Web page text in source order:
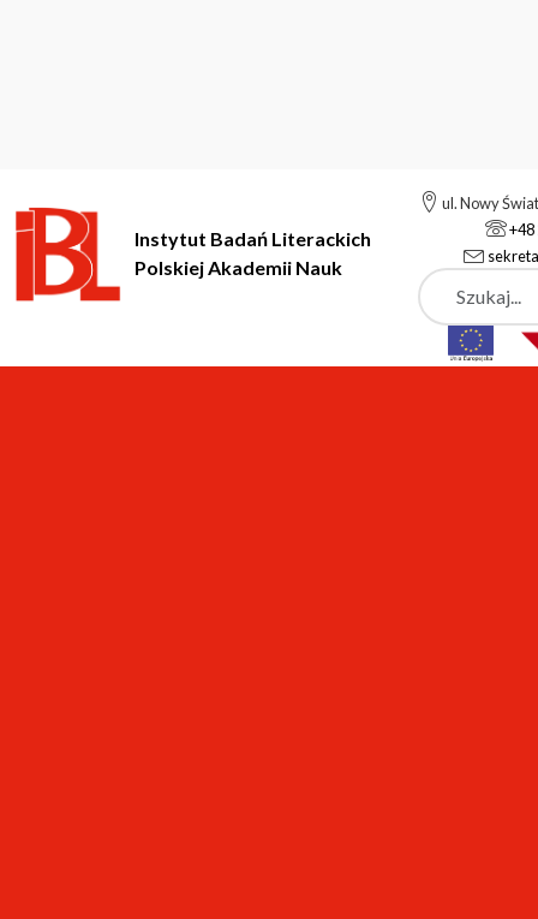
Instytut Badań Literackich
Polskiej Akademii Nauk
ul. Nowy
+48
Szukaj
Instytut Badań Literackich Polskiej Akademii Nauk Podstrony
8 października 2012 odbyła się w Instytucie Badań
(Karsruher Institut für Technologie). Spotkanie miało
Obrady otworzył prof. Mikołaj Sokołowski, dyrektor
Andreas Böhn (KIT) wygłosił odczyt Metareference,
powieści niemieckich i austriackich:
Kleeberga, Nabokovs Katze (Kot Nabokowa)
zdefiniować te kluczowe terminy. Metareferencyjność
badaniu możliwości medium, w którym powieść
przenoszenie swoistej medialności powieści do